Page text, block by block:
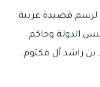
قصيدة عربية
الدولة وحاكم
راشد آل مكتوم.